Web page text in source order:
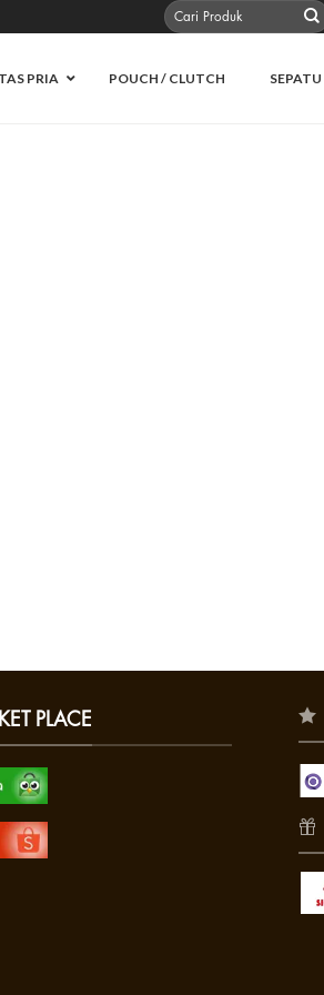
Pencarian
untuk:
TAS PRIA POUCH / CLUTCH SEPATU
PLACE